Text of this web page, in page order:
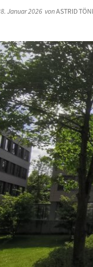
Januar 2026 vonASTRID